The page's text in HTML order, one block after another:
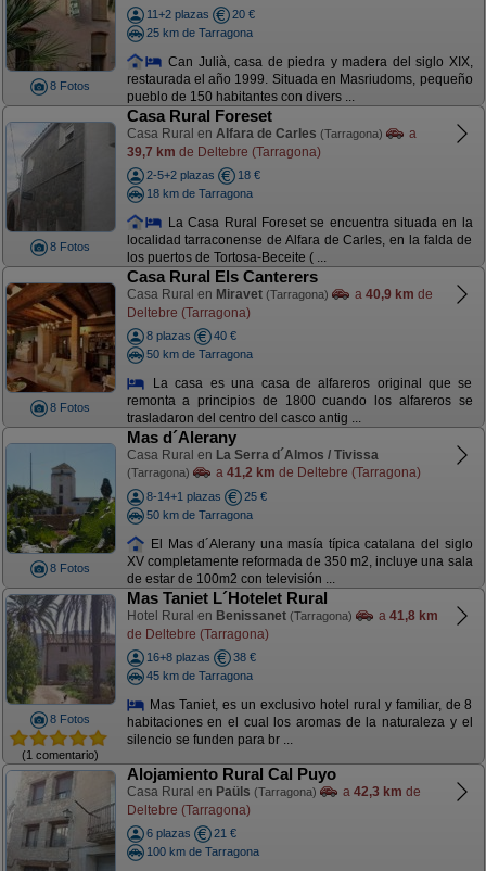
8 Fotos
11+2 plazas
20 €
25 km de Tarragona
Can Julià, casa de piedra y madera del siglo XIX,
restaurada el año 1999. Situada en Masriudoms, pequeño
pueblo de 150 habitantes con divers ...
8 Fotos
Casa Rural Foreset
Casa Rural en Alfara de Carles (Tarragona)
a
39,7 km de Deltebre (Tarragona)
2-5+2 plazas
18 €
18 km de Tarragona
La Casa Rural Foreset se encuentra situada en la
localidad tarraconense de Alfara de Carles, en la falda de
los puertos de Tortosa-Beceite ( ...
8 Fotos
Casa Rural Els Canterers
Casa Rural en Miravet (Tarragona) a 40,9 km de
Deltebre (Tarragona)
8 plazas
40 €
50 km de Tarragona
La casa es una casa de alfareros original que se
remonta a principios de 1800 cuando los alfareros se
trasladaron del centro del casco antig ...
8 Fotos
Mas d´Alerany
Casa Rural en La Serra d´Almos / Tivissa
(Tarragona) a 41,2 km de Deltebre (Tarragona)
8-14+1 plazas
25 €
50 km de Tarragona
El Mas d´Alerany una masía típica catalana del siglo
XV completamente reformada de 350 m2, incluye una sala
de estar de 100m2 con televisión ...
8 Fotos
(1 comentario)
Mas Taniet L´Hotelet Rural
Hotel Rural en Benissanet (Tarragona) a 41,8 km
de Deltebre (Tarragona)
16+8 plazas
38 €
45 km de Tarragona
Mas Taniet, es un exclusivo hotel rural y familiar, de 8
habitaciones en el cual los aromas de la naturaleza y el
silencio se funden para br ...
Alojamiento Rural Cal Puyo
Casa Rural en Paüls (Tarragona) a 42,3 km de
Deltebre (Tarragona)
6 plazas
21 €
100 km de Tarragona